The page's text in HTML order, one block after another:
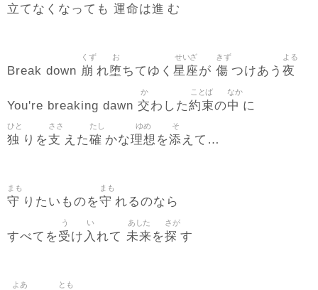
立てなくなっても 運命は進 む
Break down 崩
くず
れ堕
お
ちてゆく 星座
せいざ
が 傷
きず
つけあう 夜
よる
You're breaking dawn 交
か
わした約束
ことば
の中
なか
に
独
ひと
りを支
ささ
えた確
たし
かな理想
ゆめ
を添
そ
えて…
守
まも
りたいものを守
まも
れるのなら
すべてを受
う
け 入
い
れて 未来
あした
を探
さが
す
よあ とも